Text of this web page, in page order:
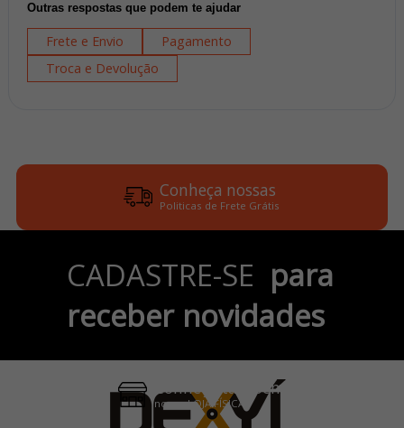
Outras respostas que podem te ajudar
Frete e Envio
Pagamento
Troca e Devolução
Conheça nossas
Politicas de Frete Grátis
no Cartão de Crédito
Pix e Boleto
Conheça também
nossa LOJA FÍSICA
CADASTRE-SE para
receber novidades